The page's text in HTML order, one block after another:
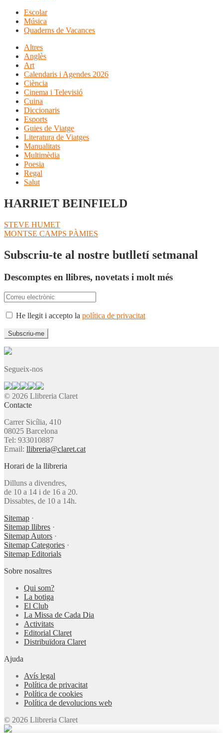
Escolar
Música
Quaderns de Vacances
Altres
Anglès
Art
Calendaris i Agendes 2026
Ciència
Cinema i Televisió
Cuina
Diccionaris
Esports
Guies de Viatge
Literatura de Viatges
Manualitats
Multimèdia
Poesia
Regal
Salut
HARRIET BEINFIELD
Navegació
d'entrades
Entrada
anterior:
STEVE HUMET
Pròxima
MONTSE CAMPS PÀMIES
Subscriu-te al nostre butlletí setmanal
Descomptes en llibres, novetats i molt més
He llegit i accepto la política de privacitat
Segueix-nos
© 2026 Llibreria Claret
Contacte
Carrer Sicília, 410
08025 Barcelona
Tel: 933010887
Email: llibreria@claret.cat
Horari de la llibreria
Dilluns a divendres,
de 10 a 14 i de 16 a 20.
Dissabtes, de 10 a 14h.
Sitemap ·
Sitemap llibres ·
Sitemap Autors ·
Sitemap Categories ·
Sitemap Editorials
Sobre nosaltres
Qui som?
La botiga
El Club
La Missa de Cada Dia
Activitats
Editorial Claret
Distribuïdora Claret
Ajuda
Avís legal
Política de privacitat
Política de cookies
Política de devolucions web
© 2026 Llibreria Claret